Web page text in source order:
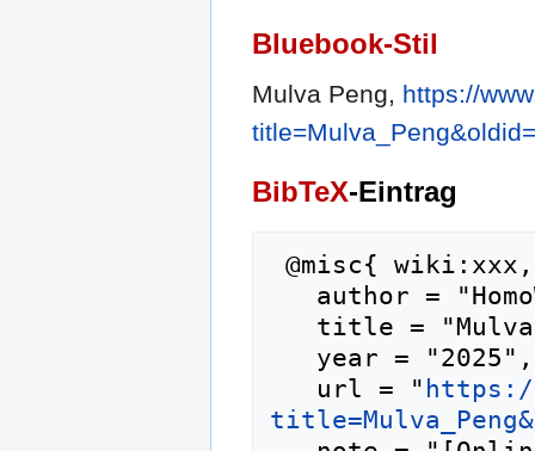
Bluebook-Stil
Mulva Peng, https://
BibTeX-Eintrag
   url = "
https://